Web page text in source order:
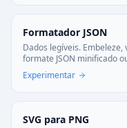
Formatador JSON
Dados legíveis. Embeleze,
formate JSON minificado
desordenado. Detecte
automaticamente.
Experimentar
SVG para PNG